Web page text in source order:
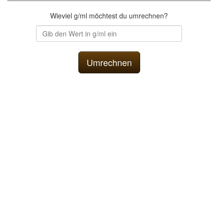
Wieviel g/ml möchtest du umrechnen?